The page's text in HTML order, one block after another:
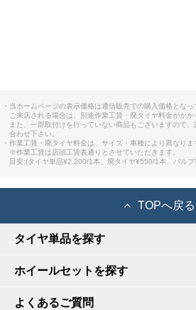
・当ホームページの表示価格は通信販売での購入価格となっ
ご来店される場合は、別途作業工賃・廃タイヤ料金がかか
また、一部取付けを行っていない商品もございますので
合わせ下さい。
・作業工賃・廃タイヤ料金は、サイズ・車種により異なりま
※作業工賃は店頭工賃表通りとさせていただきます。
目安:(タイヤ単品¥2,200/1本、廃タイヤ¥550/1本、バル
TOPへ戻る
タイヤ単品を探す
ホイールセットを探す
よくあるご質問